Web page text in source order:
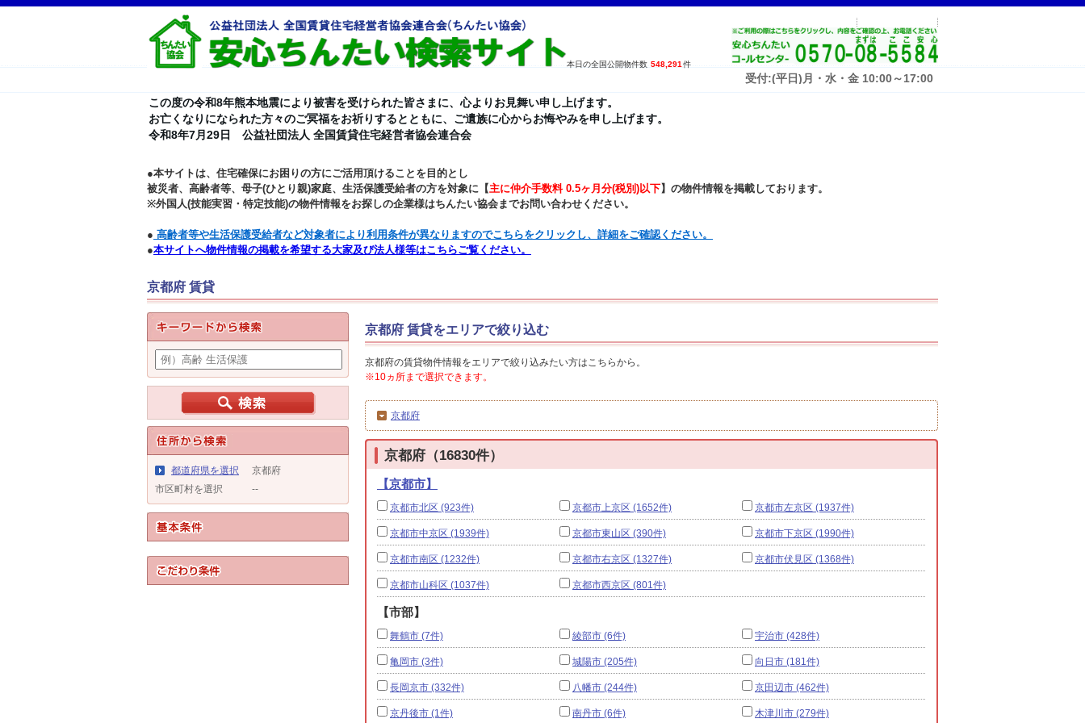
本日の全国公開物件数 548,291 件
受付:(平日)月・水・金 10:00～17:00
この度の令和8年熊本地震により被害を受けられた皆さまに、心よりお見舞い申し上げます。
お亡くなりになられた方々のご冥福をお祈りするとともに、ご遺族に心からお悔やみを申し上げます。
令和8年7月29日 公益社団法人 全国賃貸住宅経営者協会連合会
●本サイトは、住宅確保にお困りの方にご活用頂けることを目的とし
被災者、高齢者等、母子(ひとり親)家庭、生活保護受給者の方を対象に【主に仲介手数料 0.5ヶ月分(税別)以下】の物件情報を掲載しております。
※外国人(技能実習・特定技能)の物件情報をお探しの企業様はちんたい協会までお問い合わせください。
● 高齢者等や生活保護受給者など対象者により利用条件が異なりますのでこちらをクリックし、詳細をご確認ください。
●本サイトへ物件情報の掲載を希望する大家及び法人様等はこちらご覧ください。
京都府 賃貸
京都府 賃貸をエリアで絞り込む
京都府の賃貸物件情報をエリアで絞り込みたい方はこちらから。
※10ヵ所まで選択できます。
京都府
京都府（16830件）
【京都市】
京都市北区 (923件) 京都市上京区 (1652件) 京都市左京区 (1937件)
京都市中京区 (1939件) 京都市東山区 (390件) 京都市下京区 (1990件)
京都市南区 (1232件) 京都市右京区 (1327件) 京都市伏見区 (1368件)
京都市山科区 (1037件) 京都市西京区 (801件)
【市部】
舞鶴市 (7件) 綾部市 (6件) 宇治市 (428件)
亀岡市 (3件) 城陽市 (205件) 向日市 (181件)
長岡京市 (332件) 八幡市 (244件) 京田辺市 (462件)
京丹後市 (1件) 南丹市 (6件) 木津川市 (279件)
都道府県を選択
京都府
市区町村を選択
--